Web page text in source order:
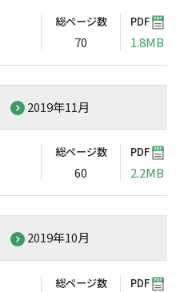
総ページ数
70
PDF
1.8MB
2019年11月
総ページ数
60
PDF
2.2MB
2019年10月
総ページ数 PDF